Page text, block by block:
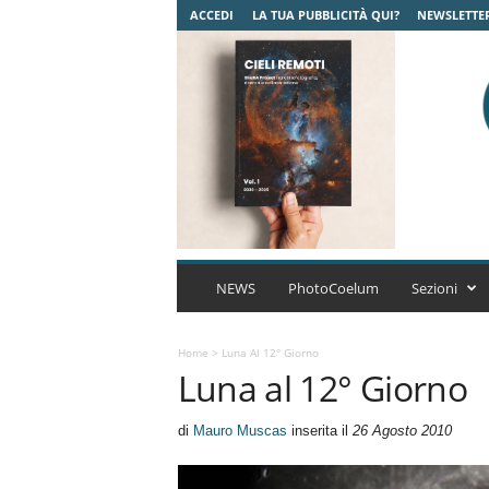
ACCEDI LA TUA PUBBLICITÀ QUI?
C
A
r
NEWS PhotoCoelum Sezioni
Home > Luna Al 12° Giorno
Luna al 12° Giorno
di Mauro Muscas inserita il 26 Agosto 2010